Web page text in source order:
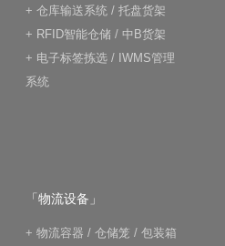
+ 仓库输送系统 / 托盘货架
+ RFID智能仓储 / 中B货架
+ 电子标签拣选 / IWMS管理
系统
「物流设备」
+ 物流容器 / 仓储笼 / 包装箱